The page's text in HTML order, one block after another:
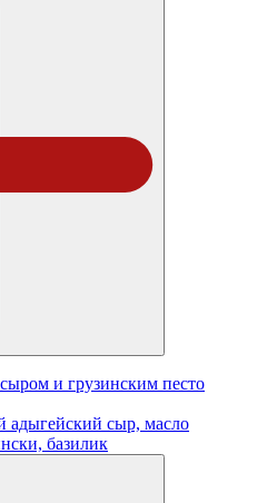
и грузинским песто
адыгейский сыр, масло
базилик